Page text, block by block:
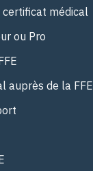
certificat médical
ou Pro
auprès de la FFE